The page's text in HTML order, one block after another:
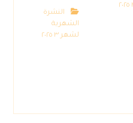
النشرة
الشهرية
لشهر ٣ ٢٠٢٥